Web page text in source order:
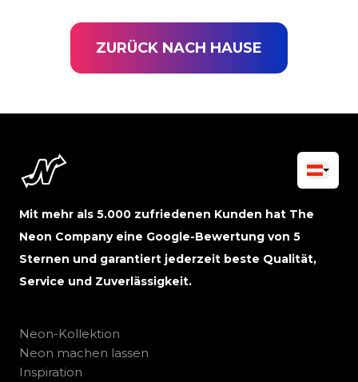
ZURÜCK NACH HAUSE
Mit mehr als 5.000 zufriedenen Kunden hat The
Neon Company eine Google-Bewertung von 5
Sternen und garantiert jederzeit beste Qualität,
Service und Zuverlässigkeit.
Neon-Kollektion
Neon machen lassen
Inspiration